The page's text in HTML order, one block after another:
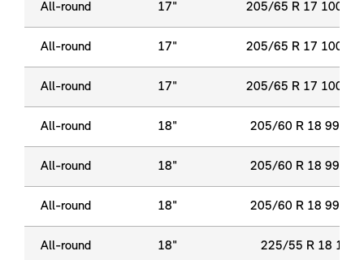
All-round 17" 205/65 R 17 100 H
All-round 17" 205/65 R 17 100 H
All-round 17" 205/65 R 17 100 H
All-round 18" 205/60 R 18 99 H
All-round 18" 205/60 R 18 99 H
All-round 18" 205/60 R 18 99 H
All-round 18" 225/55 R 18 102